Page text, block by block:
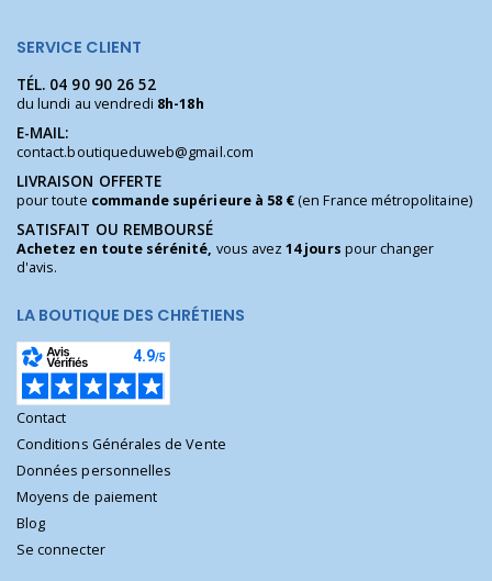
SERVICE CLIENT
TÉL. 04 90 90 26 52
du lundi au vendredi 8h-18h
E-MAIL:
contact.boutiqueduweb@gmail.com
LIVRAISON OFFERTE
pour toute commande supérieure à 58 €(en France métropolitaine)
SATISFAIT OU REMBOURSÉ
Achetez en toute sérénité, vous avez14 jours pour changer
d'avis.
LA BOUTIQUE DES CHRÉTIENS
Contact
Conditions Générales de Vente
Données personnelles
Moyens de paiement
Blog
Se connecter